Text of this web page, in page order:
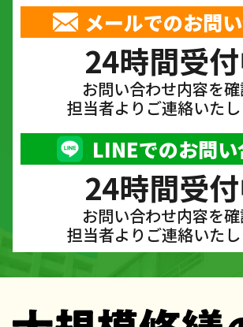
メールでのお問
24時間受
お問い合わせ内容を
担当者よりご連絡いたし
LINEでのお問い
24時間受
お問い合わせ内容を
担当者よりご連絡いたし